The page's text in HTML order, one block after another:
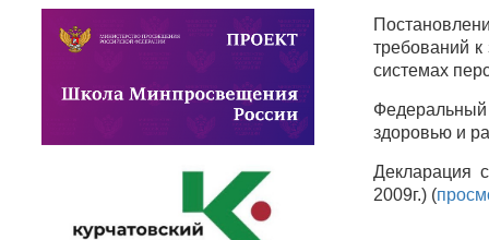
требований
системах
здоровью и
Декларация
2009г.) (